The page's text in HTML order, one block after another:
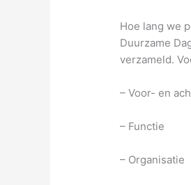
Hoe lang we
Duurzame
verzameld.
– Voor- en
– Functie
– Organisatie